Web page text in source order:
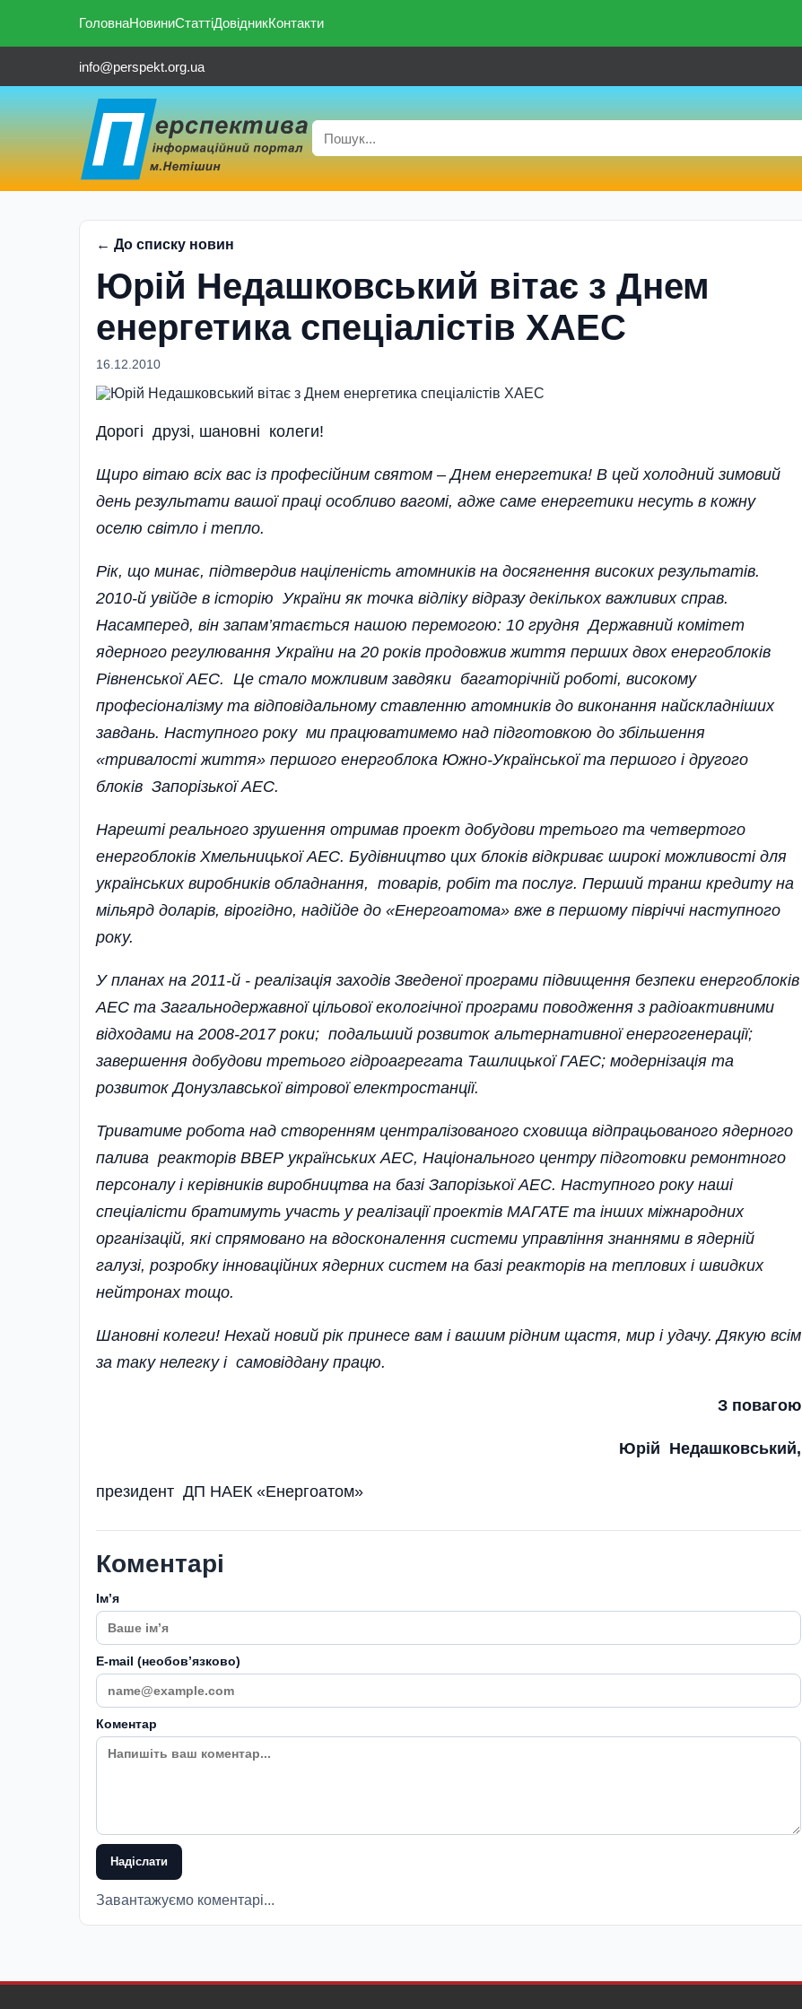
ГоловнаНовиниСтаттіДовідникКонтакти
info@perspekt.org.ua
← До списку новин
Юрій Недашковський вітає з Днем
енергетика спеціалістів ХАЕС
16.12.2010
Дорогi друзi, шановнi колеги!
Щиро вітаю всіх вас із професійним святом – Днем енергетика! В цей холодний зимовий
день результати вашої праці особливо вагомі, адже саме енергетики несуть в кожну
оселю світло і тепло.
Рік, що минає, підтвердив наці­леність атомників на досягнення високих результатів.
2010-й увійде в історію України як точка відліку відразу декількох важливих справ.
Насамперед, він запам’ятається нашою перемогою: 10 грудня Державний комітет
ядерного регу­лювання України на 20 років продовжив життя перших двох енергоблоків
Рівненської АЕС. Це стало можливим завдяки багаторічній роботі, високому
професіоналізму та відповіда­льному ставленню атомників до виконання найскладніших
завдань. Наступного року ми працюватимемо над підготовкою до збільшення
«тривалості життя» першого енергоблока Южно-Української та першого і другого
блоків Запорізької АЕС.
Нарешті реального зрушення отримав проект добудови третього та четвертого
енергоблоків Хмельницької АЕС. Будівництво цих блоків відкриває широкі можливості для
україн­ських виробників обладнання, товарів, робіт та послуг. Перший транш кредиту на
міль­ярд доларів, вірогідно, на­дійде до «Енерго­атома» вже в першому півріччі наступного
року.
У планах на 2011-й - реалізація­ заходів Зведеної програми підвищення безпеки енергоблоків
АЕС та Загальнодер­жавної цільової екологічної програми поводження з радіоактивними
відходами на 2008-2017 роки; подальший розвиток альтернативної енергогенерації;
завершення добудови тре­тього гідроагрегата Ташлицької ГАЕС; модернізація та
розвиток Донузлавської вітрової електростанції.
Триватиме робота над створенням централізованого схо­вища відпрацьованого ядерного
палива реакторів ВВЕР україн­ських АЕС, Національного центру підготовки ремонтного
персоналу і керівників виробництва на базі Запорізької АЕС. Наступного року наші
спеціалісти брати­муть участь у реалі­зації проектів МАГАТЕ та інших міжнародних
організацій, які спрямовано на вдосконалення системи управління знаннями в ядерній
галузі, розробку іннова­ційних ядерних систем на базі реакторів на теплових і швидких
нейтронах тощо.
Шановні колеги! Нехай новий рік принесе вам і вашим рідним щастя, мир і удачу. Дякую всім
за таку нелегку і самовіддану працю.
З повагою
Юрій Недашковський,
президент ДП НАЕК «Енергоатом»
Коментарі
Імʼя
E-mail (необовʼязково)
Коментар
Надіслати
Завантажуємо коментарі...